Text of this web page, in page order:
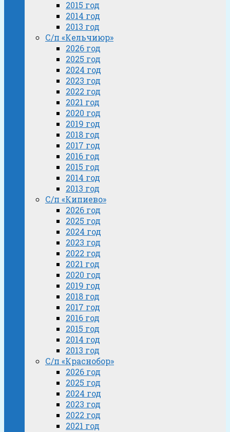
2015 год
2014 год
2013 год
С/п «Кельчиюр»
2026 год
2025 год
2024 год
2023 год
2022 год
2021 год
2020 год
2019 год
2018 год
2017 год
2016 год
2015 год
2014 год
2013 год
С/п «Кипиево»
2026 год
2025 год
2024 год
2023 год
2022 год
2021 год
2020 год
2019 год
2018 год
2017 год
2016 год
2015 год
2014 год
2013 год
С/п «Краснобор»
2026 год
2025 год
2024 год
2023 год
2022 год
2021 год